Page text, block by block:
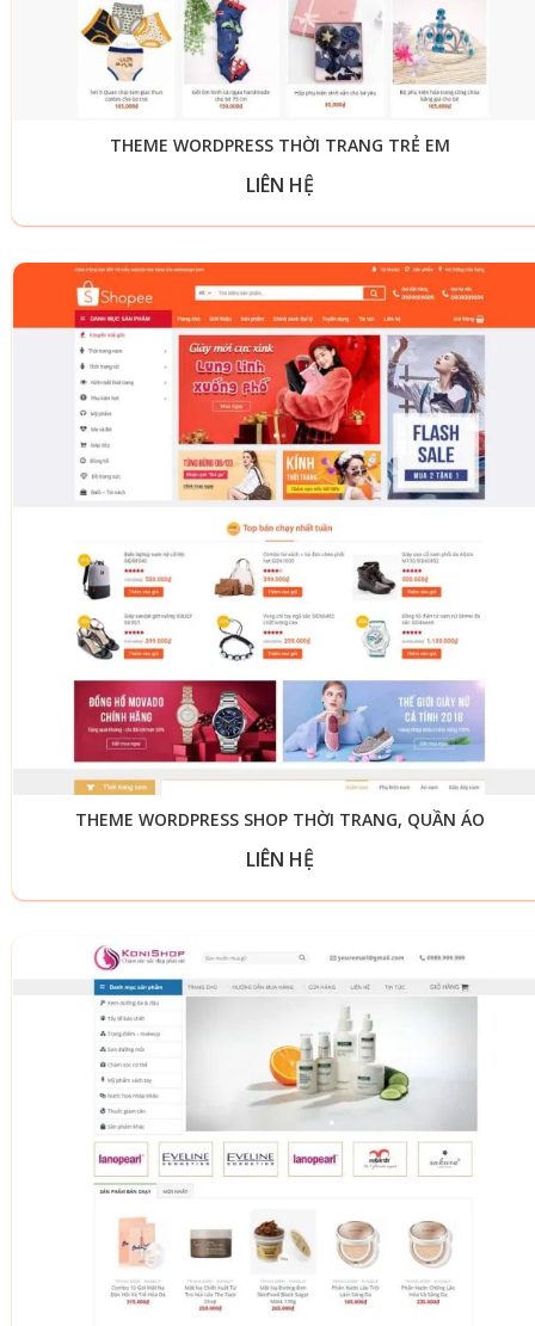
THEME WORDPRESS THỜI TRANG TRẺ EM
LIÊN HỆ
THEME WORDPRESS SHOP THỜI TRANG, QUẦN ÁO
LIÊN HỆ